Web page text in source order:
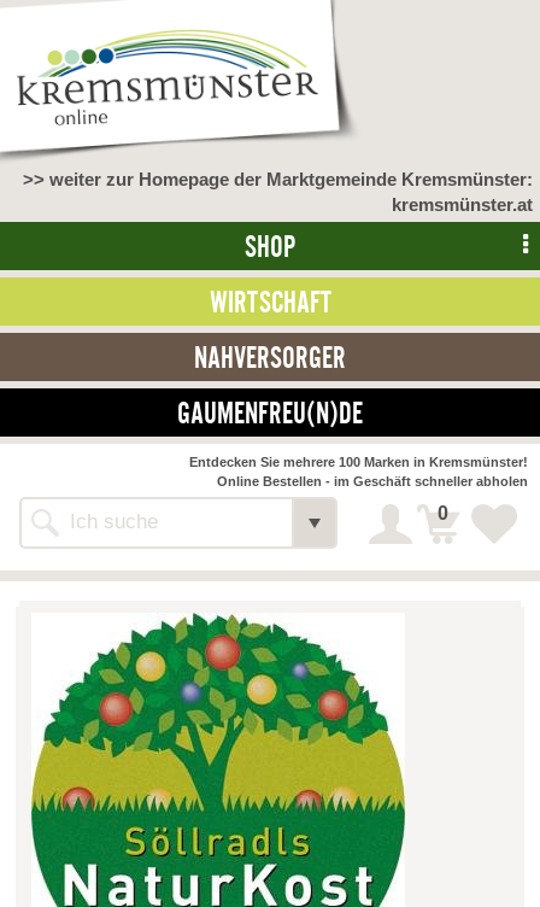
>> weiter zur Homepage der Marktgemeinde Kremsmünster:
kremsmünster.at
SHOP
WIRTSCHAFT
NAHVERSORGER
GAUMENFREU(N)DE
Alle Webseiten
Entdecken Sie mehrere 100 Marken in Kremsmünster!
Online Bestellen - im Geschäft schneller abholen
0
NAHVERSORGER
>> Bauernmarkt << Detail
Bäckerei-Konditorei-Café
Biohof Öllinger Detail
Fleischerei Hüthmayr Detail
Hofladen Hoffelner Detail
Kuglbauer - Familie Bischof
La Toscana Anita Wolf e.U. Detail
Söllradls Naturkostladen Detail
Stiftsgärtnerei Detail